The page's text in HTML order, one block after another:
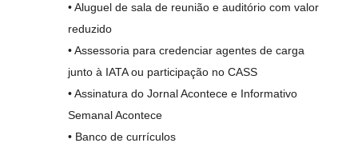
• Aluguel de sala de reunião e auditório com valor
reduzido
• Assessoria para credenciar agentes de carga
junto à IATA ou participação no CASS
• Assinatura do Jornal Acontece e Informativo
Semanal Acontece
• Banco de currículos